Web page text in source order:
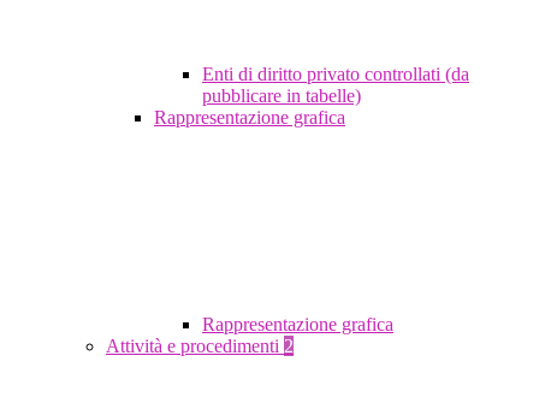
Enti di diritto privato controllati (da
pubblicare in tabelle)
Rappresentazione grafica
Rappresentazione grafica
Attività e procedimenti 2